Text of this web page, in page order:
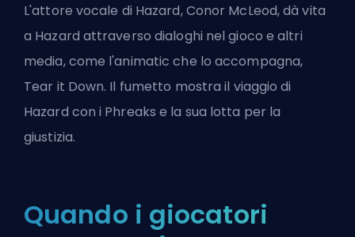
L'attore vocale di Hazard, Conor McLeod, dà vita
a Hazard attraverso dialoghi nel gioco e altri
media, come l'animatic che lo accompagna,
Tear it Down. Il fumetto mostra il viaggio di
Hazard con i Phreaks e la sua lotta per la
giustizia.
Quando i giocatori